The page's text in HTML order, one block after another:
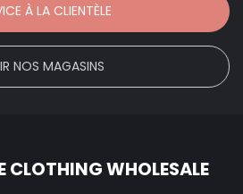
À LA CLIENTÈLE
NOS MAGASINS
CLOTHING WHOLESALE